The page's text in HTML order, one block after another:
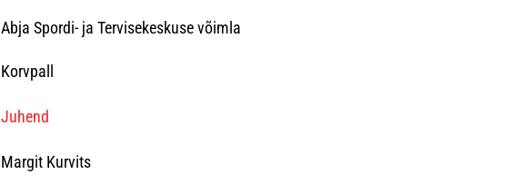
Abja Spordi- ja Tervisekeskuse võimla
Korvpall
Juhend
Margit Kurvits